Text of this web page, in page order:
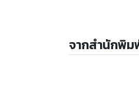
จากสำนักพิ